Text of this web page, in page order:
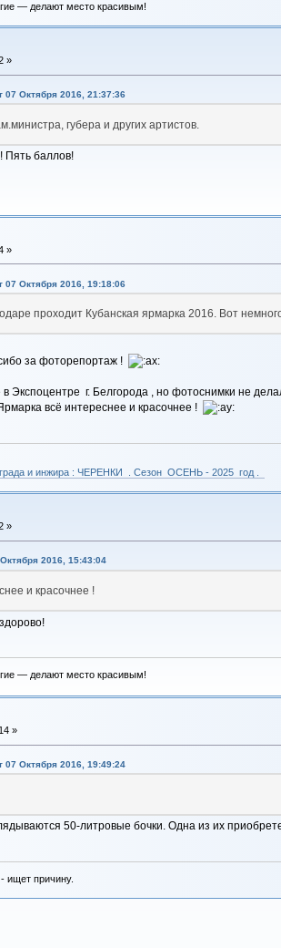
— делают место красивым!
»
07 Октября 2016, 21:37:36
губера и других артистов.
Пять баллов!
»
07 Октября 2016, 19:18:06
проходит Кубанская ярмарка 2016. Вот
за фоторепортаж !
Экспоцентре г. Белгорода , но фотоснимки не
всё интереснее и красочнее !
и инжира : ЧЕРЕНКИ . Сезон ОСЕНЬ - 2025 год .
»
2016, 15:43:04
и красочнее !
— делают место красивым!
»
07 Октября 2016, 19:49:24
50-литровые бочки. Одна из их
ищет причину.